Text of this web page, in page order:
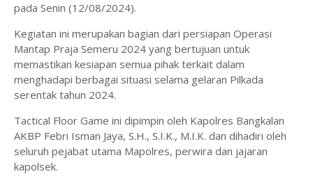
pada Senin (12/08/2024).
Kegiatan ini merupakan bagian dari persiapan Operasi
Mantap Praja Semeru 2024 yang bertujuan untuk
memastikan kesiapan semua pihak terkait dalam
menghadapi berbagai situasi selama gelaran Pilkada
serentak tahun 2024.
Tactical Floor Game ini dipimpin oleh Kapolres Bangkalan
AKBP Febri Isman Jaya, S.H., S.I.K., M.I.K. dan dihadiri oleh
seluruh pejabat utama Mapolres, perwira dan jajaran
kapolsek.